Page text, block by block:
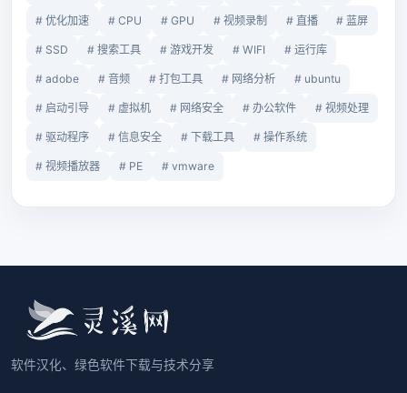
# 优化加速 # CPU # GPU # 视频录制 # 直播 # 蓝屏
# SSD # 搜索工具 # 游戏开发 # WIFI # 运行库
# adobe # 音频 # 打包工具 # 网络分析 # ubuntu
# 启动引导 # 虚拟机 # 网络安全 # 办公软件 # 视频处理
# 驱动程序 # 信息安全 # 下载工具 # 操作系统
# 视频播放器 # PE # vmware
软件汉化、绿色软件下载与技术分享